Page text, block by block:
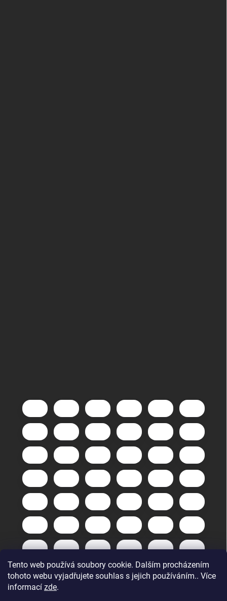
Tento web používá soubory cookie. Dalším procházením
tohoto webu vyjadřujete souhlas s jejich používáním.. Více
informací zde.